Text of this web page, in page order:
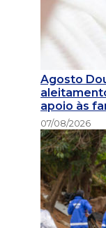
Agosto
apoio às
07/08/2026